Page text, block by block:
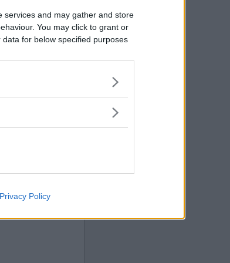
services and may gather and store
You may click to grant or
for below specified purposes
Privacy Policy
du bli